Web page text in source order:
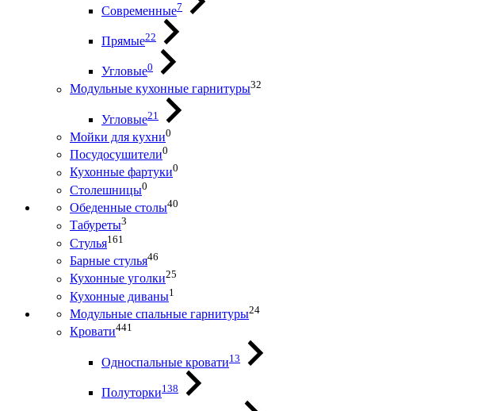
Современные7
Прямые22
Угловые0
Модульные кухонные гарнитуры32
Угловые21
Мойки для кухни0
Посудосушители0
Кухонные фартуки0
Столешницы0
Обеденные столы40
Табуреты3
Стулья161
Барные стулья46
Кухонные уголки25
Кухонные диваны1
Модульные спальные гарнитуры24
Кровати441
Односпальные кровати13
Полуторки138